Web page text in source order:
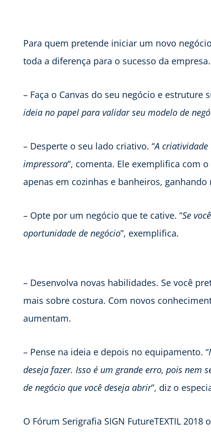
Para quem pretende iniciar um novo
toda a diferença para o sucesso da empresa.
– Faça o Canvas do seu negócio e estruture
ideia no papel para validar seu modelo de
– Desperte o seu lado criativo. “A criatividade
impressora”, comenta. Ele exemplifica com
apenas em cozinhas e banheiros, ganhando
– Opte por um negócio que te cative. “Se
oportunidade de negócio”, exemplifica.
– Desenvolva novas habilidades. Se você
mais sobre costura. Com novos
aumentam.
– Pense na ideia e depois no equipamento. “
deseja fazer. Isso é um grande erro, pois nem
de negócio que você deseja abrir”, diz o
O Fórum Serigrafia SIGN FutureTEXTIL